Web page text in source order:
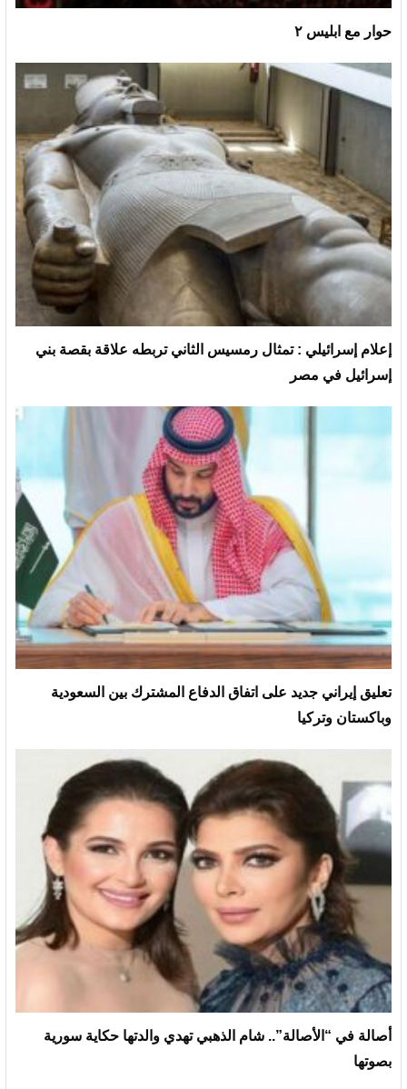
حوار مع ابليس ٢
إعلام إسرائيلي : تمثال رمسيس الثاني تربطه علاقة بقصة بني
إسرائيل في مصر
تعليق إيراني جديد على اتفاق الدفاع المشترك بين السعودية
وباكستان وتركيا
أصالة في “الأصالة”.. شام الذهبي تهدي والدتها حكاية سورية
بصوتها